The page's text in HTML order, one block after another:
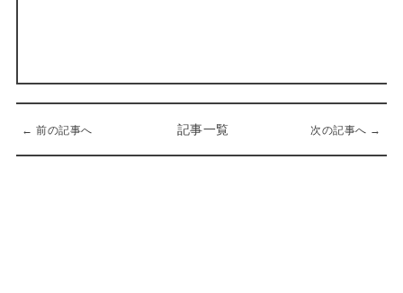
← 前の記事へ 記事一覧 次の記事へ →